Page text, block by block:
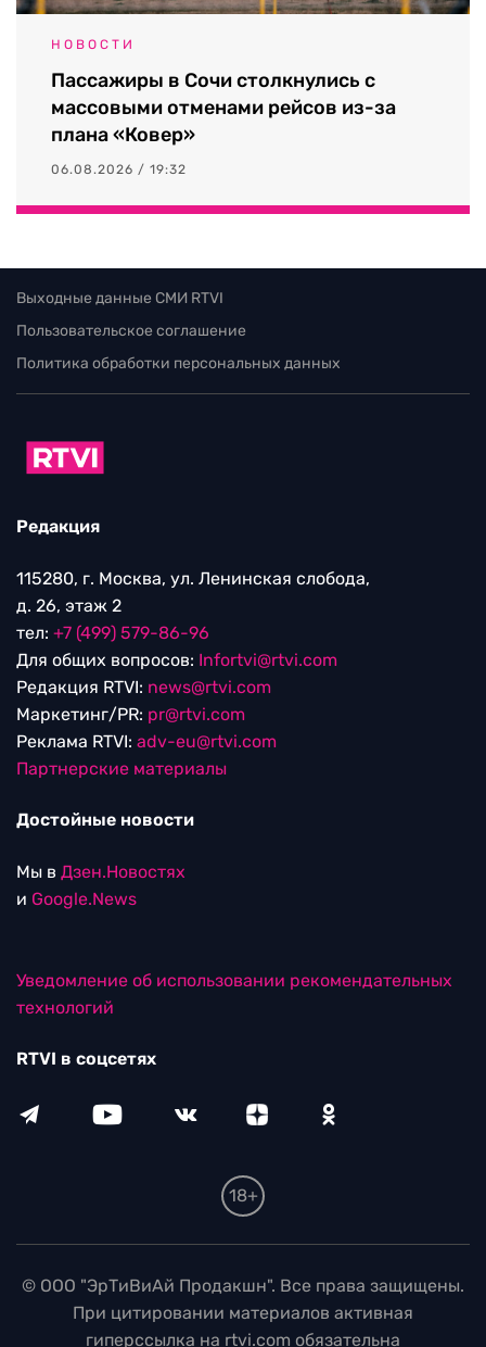
НОВОСТИ
Пассажиры в Сочи столкнулись с
массовыми отменами рейсов из-за
плана «Ковер»
06.08.2026 / 19:32
Выходные данные СМИ RTVI
Пользовательское соглашение
Политика обработки персональных данных
Редакция
115280, г. Москва, ул. Ленинская слобода,
д. 26, этаж 2
тел: +7 (499) 579-86-96
Для общих вопросов: Infortvi@rtvi.com
Редакция RTVI: news@rtvi.com
Маркетинг/PR: pr@rtvi.com
Реклама RTVI: adv-eu@rtvi.com
Партнерские материалы
Достойные новости
Мы в Дзен.Новостях
и Google.News
Уведомление об использовании рекомендательных
технологий
RTVI в соцсетях
18+
© ООО "ЭрТиВиАй Продакшн". Все права защищены.
При цитировании материалов активная
гиперссылка на rtvi.com обязательна